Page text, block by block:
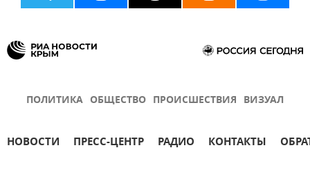
ПОЛИТИКА ОБЩЕСТВО ПРОИСШЕСТВИЯ ВИЗУАЛ
НОВОСТИ ПРЕСС-ЦЕНТР РАДИО КОНТАКТЫ